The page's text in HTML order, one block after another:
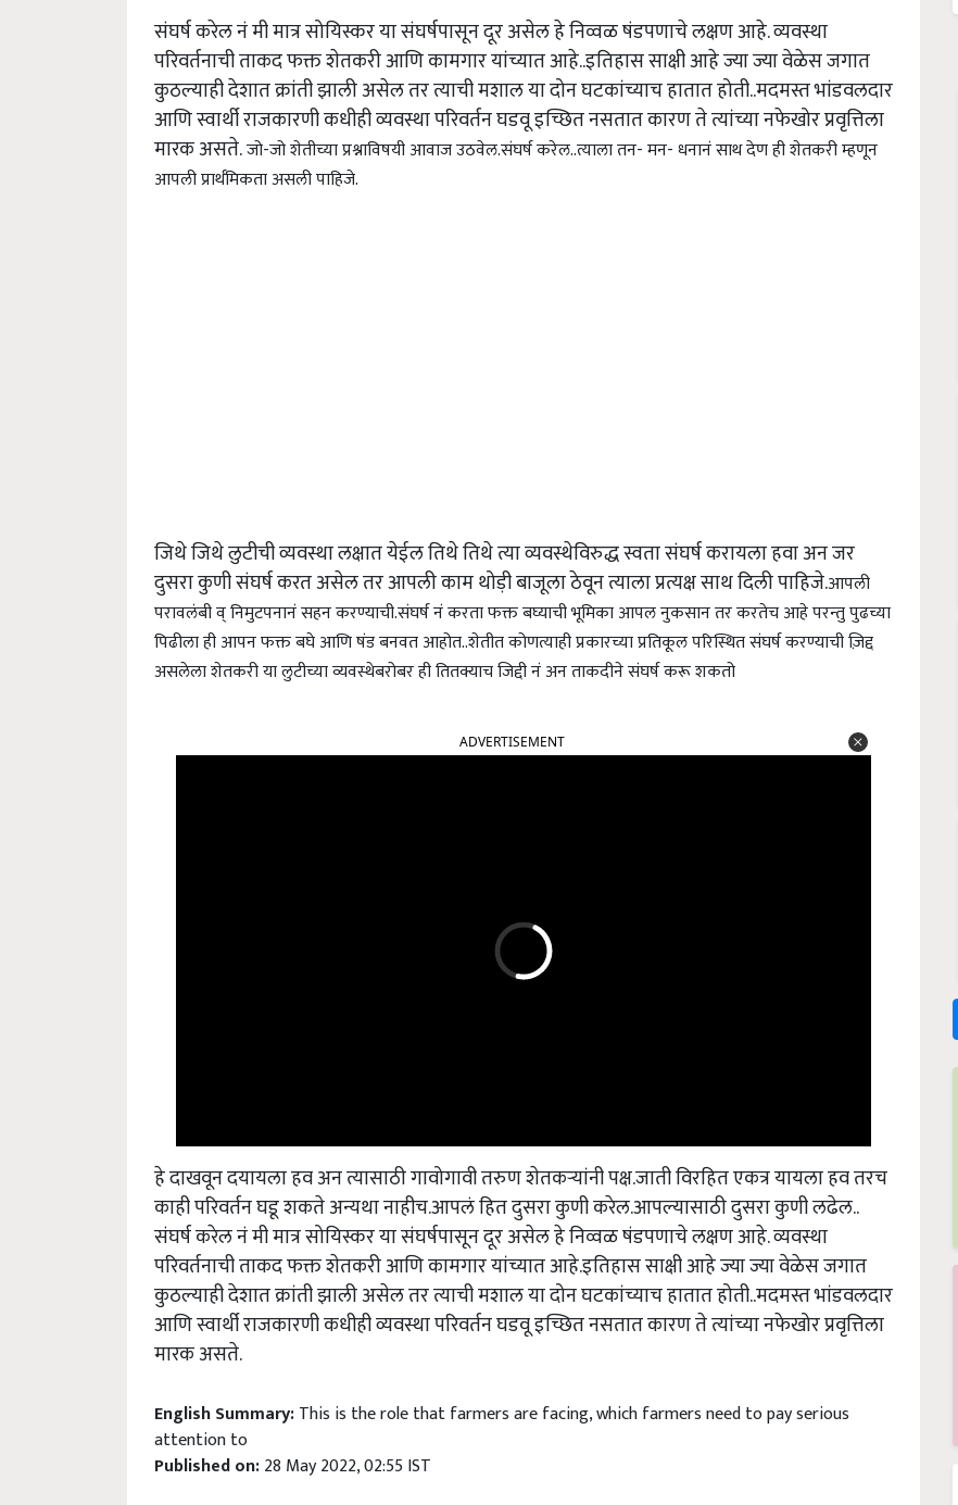
संघर्ष करेल नं मी मात्र सोयिस्कर या संघर्षपासून दूर असेल हे निव्वळ षंडपणाचे लक्षण आहे. व्यवस्था
परिवर्तनाची ताकद फक्त शेतकरी आणि कामगार यांच्यात आहे..इतिहास साक्षी आहे ज्या ज्या वेळेस जगात
कुठल्याही देशात क्रांती झाली असेल तर त्याची मशाल या दोन घटकांच्याच हातात होती..मदमस्त भांडवलदार
आणि स्वार्थी राजकारणी कधीही व्यवस्था परिवर्तन घडवू इच्छित नसतात कारण ते त्यांच्या नफेखोर प्रवृत्तिला
मारक असते.जो-जो शेतीच्या प्रश्नाविषयी आवाज उठवेल.संघर्ष करेल..त्याला तन- मन- धनानं साथ देण ही शेतकरी म्हणून
आपली प्रार्थमिकता असली पाहिजे.
जिथे जिथे लुटीची व्यवस्था लक्षात येईल तिथे तिथे त्या व्यवस्थेविरुद्ध स्वता संघर्ष करायला हवा अन जर
दुसरा कुणी संघर्ष करत असेल तर आपली काम थोड़ी बाजूला ठेवून त्याला प्रत्यक्ष साथ दिली पाहिजे.आपली
परावलंबी व् निमुटपनानं सहन करण्याची.संघर्ष नं करता फक्त बघ्याची भूमिका आपल नुकसान तर करतेच आहे परन्तु पुढच्या
पिढीला ही आपन फक्त बघे आणि षंड बनवत आहोत..शेतीत कोणत्याही प्रकारच्या प्रतिकूल परिस्थित संघर्ष करण्याची ज़िद्द
असलेला शेतकरी या लुटीच्या व्यवस्थेबरोबर ही तितक्याच जिद्दी नं अन ताकदीने संघर्ष करू शकतो
हे दाखवून दयायला हव अन त्यासाठी गावोगावी तरुण शेतकऱ्यांनी पक्ष.जाती विरहित एकत्र यायला हव तरच
काही परिवर्तन घडू शकते अन्यथा नाहीच.आपलं हित दुसरा कुणी करेल.आपल्यासाठी दुसरा कुणी लढेल..
संघर्ष करेल नं मी मात्र सोयिस्कर या संघर्षपासून दूर असेल हे निव्वळ षंडपणाचे लक्षण आहे. व्यवस्था
परिवर्तनाची ताकद फक्त शेतकरी आणि कामगार यांच्यात आहे.इतिहास साक्षी आहे ज्या ज्या वेळेस जगात
कुठल्याही देशात क्रांती झाली असेल तर त्याची मशाल या दोन घटकांच्याच हातात होती..मदमस्त भांडवलदार
आणि स्वार्थी राजकारणी कधीही व्यवस्था परिवर्तन घडवू इच्छित नसतात कारण ते त्यांच्या नफेखोर प्रवृत्तिला
मारक असते.
English Summary: This is the role that farmers are facing, which farmers need to pay serious
attention to
Published on: 28 May 2022, 02:55 IST